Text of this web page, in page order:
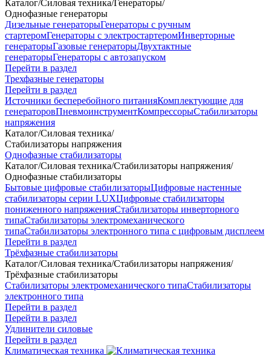
Каталог/Силовая техника/Генераторы/
Однофазные генераторы
Дизельные генераторыГенераторы с ручным
стартеромГенераторы с электростартеромИнверторные
генераторыГазовые генераторыДвухтактные
генераторыГенераторы с автозапуском
Перейти в раздел
Трехфазные генераторы
Перейти в раздел
Источники бесперебойного питанияКомплектующие для
генераторовПневмоинструментКомпрессорыСтабилизаторы
напряжения
Каталог/Силовая техника/
Стабилизаторы напряжения
Однофазные стабилизаторы
Каталог/Силовая техника/Стабилизаторы напряжения/
Однофазные стабилизаторы
Бытовые цифровые стабилизаторыЦифровые настенные
стабилизаторы серии LUXЦифровые стабилизаторы
пониженного напряженияСтабилизаторы инверторного
типаСтабилизаторы электромеханического
типаСтабилизаторы электронного типа с цифровым дисплеем
Перейти в раздел
Трёхфазные стабилизаторы
Каталог/Силовая техника/Стабилизаторы напряжения/
Трёхфазные стабилизаторы
Стабилизаторы электромеханического типаСтабилизаторы
электронного типа
Перейти в раздел
Перейти в раздел
Удлинители силовые
Перейти в раздел
Климатическая техника